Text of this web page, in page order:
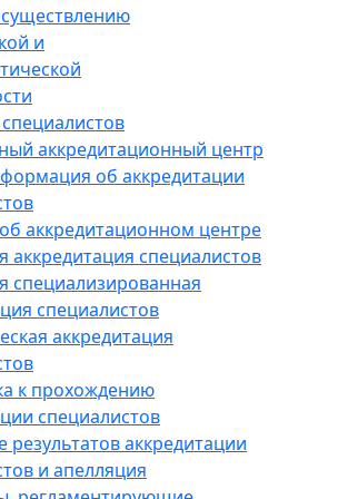
и
аккредитационный центр
об аккредитации
аккредитационном центре
аккредитация специалистов
специализированная
специалистов
аккредитация
к прохождению
специалистов
результатов аккредитации
и апелляция